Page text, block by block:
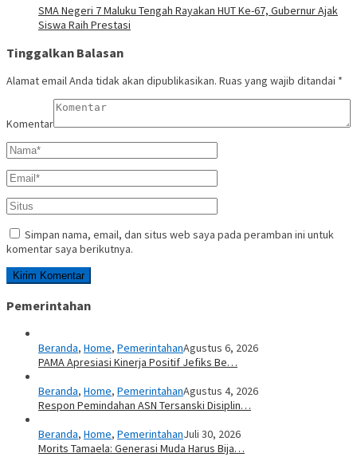
SMA Negeri 7 Maluku Tengah Rayakan HUT Ke-67, Gubernur Ajak
Siswa Raih Prestasi
Tinggalkan Balasan
Alamat email Anda tidak akan dipublikasikan. Ruas yang wajib ditandai *
Komentar
Simpan nama, email, dan situs web saya pada peramban ini untuk
komentar saya berikutnya.
Pemerintahan
Beranda, Home, PemerintahanAgustus 6, 2026
PAMA Apresiasi Kinerja Positif Jefiks Be…
Beranda, Home, PemerintahanAgustus 4, 2026
Respon Pemindahan ASN Tersanski Disiplin…
Beranda, Home, PemerintahanJuli 30, 2026
Morits Tamaela: Generasi Muda Harus Bija…